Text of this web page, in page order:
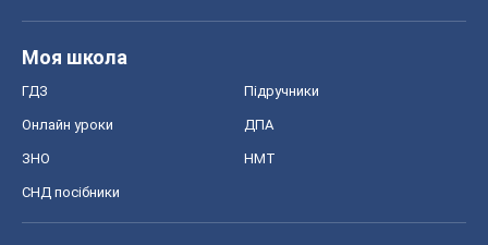
Моя школа
ГДЗ Підручники
Онлайн уроки ДПА
ЗНО НМТ
СНД посібники